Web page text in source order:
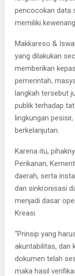
pencocokan data
memiliki
Makkareso &
yang dilakukan
memberikan
pemerintah,
langkah tersebut
publik terhadap
lingkungan
berkelanjutan.
Karena itu,
Perikanan,
daerah, serta
dan sinkronisasi
menjadi dasar
Kreasi.
“Prinsip yang
akuntabilitas, dan
dokumen telah
maka hasil